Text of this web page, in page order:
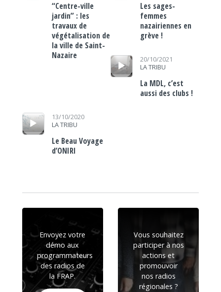
“Centre-ville
jardin” : les
travaux de
végétalisation de
la ville de Saint-
Nazaire
Les sages-
femmes
nazairiennes en
grève !
Lecteur audio
20/10/2021
LA TRIBU
La MDL, c’est
aussi des clubs !
Lecteur audio
13/10/2020
LA TRIBU
Le Beau Voyage
d’ONIRI
Envoyez votre
démo aux
programmateurs
des radios de
la FRAP.
Vous souhaitez
participer à nos
actions et
promouvoir
nos radios
régionales ?